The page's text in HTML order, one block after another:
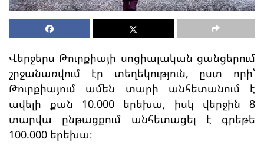
Վերջերս Թուրքիայի սոցիալական ցանցերում
շրջանառվում էր տեղեկություն, ըստ որի՝
Թուրքիայում ամեն տարի անհետանում է
ավելի քան 10.000 երեխա, իսկ վերջին 8
տարվա ընթացքում անհետացել է գրեթե
100.000 երեխա։